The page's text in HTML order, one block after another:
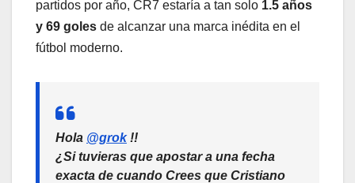
partidos por año, CR7 estaría a tan solo 1.5 años
y 69 goles de alcanzar una marca inédita en el
fútbol moderno.
Hola @grok!!
¿Si tuvieras que apostar a una fecha
exacta de cuando Crees que Cristiano